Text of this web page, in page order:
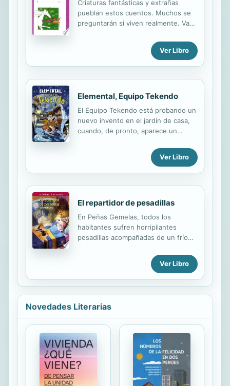
solución para la plaga zombi? ¿O
acabará convertido en muerto
viviente?
Criaturas fantásticas y extrañas
pueblan estos cuentos. Muchos se
preguntarán si viven realmente. Van
Ver Libro
Elemental, Equipo Tekendo
El Equipo Tekendo está probando un
nuevo invento en el jardín de casa,
cuando, de pronto, aparece un
una máquina del tiempo pilotada por
un misterioso personaje con bigote y
sombrero: el doctor Watson.
que ha desaparecido en extrañas
circunstancias... Únete al Equipo
Tekendo, viaja al Londres del siglo
XIX y sigue con ellos las pistas.
¿Conseguiréis resolver el misterio
Ver Libro
El repartidor de pesadillas
En Peñas Gemelas, todos los
habitantes sufren horripilantes
pesadillas acompañadas de un frío
Muchos años antes, dos hombres
muy extraños acompañados de un
niño pequeño, Críspulo, se
establecían en una gran casa en las
Ahora Críspulo se ha hecho mayor.
Un día, su padrino, un viejo chiflado,
le informa de que ya tiene edad de
trabajar. En una de sus salidas
nocturnas para cumplir con su
trabajo, el chico conoce a unos niños
que le harán ver que existe otra
forma de vivir diferente a la suya y
Ver Libro
Novedades Literarias